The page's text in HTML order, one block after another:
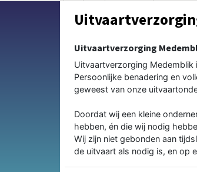
Uitvaartverzorging
Uitvaartverzorging Medemblik
Persoonlijke benadering en
geweest van onze
Doordat wij een kleine
hebben, én die wij nodig
Wij zijn niet gebonden aan
de uitvaart als nodig is, en op